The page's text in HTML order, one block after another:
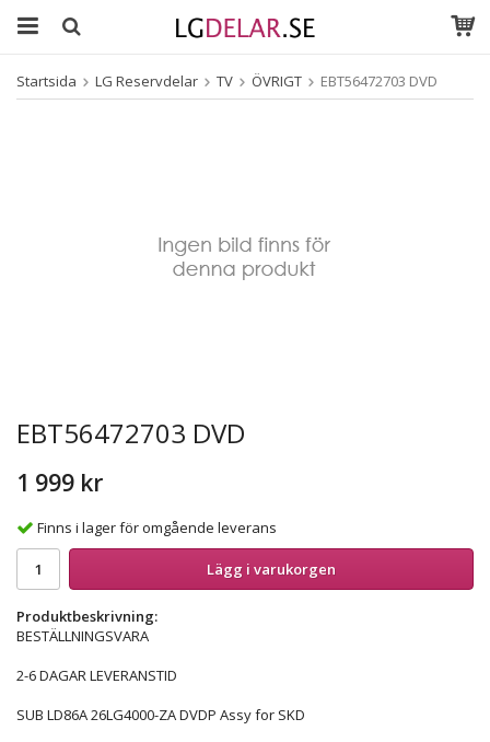
Startsida LG Reservdelar TV ÖVRIGT EBT56472703 DVD
EBT56472703 DVD
1 999 kr
Finns i lager för omgående leverans
Lägg i varukorgen
Produktbeskrivning:
BESTÄLLNINGSVARA
2-6 DAGAR LEVERANSTID
SUB LD86A 26LG4000-ZA DVDP Assy for SKD